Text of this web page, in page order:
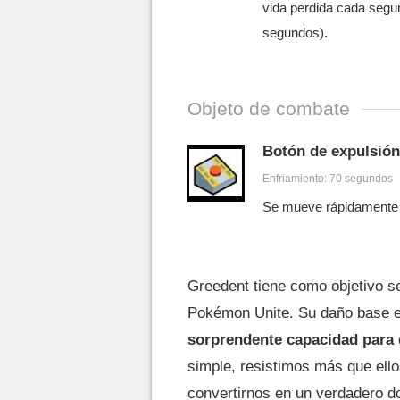
vida perdida cada
segundos).
Objeto de combate
Botón de expulsión
Enfriamiento: 70 segundos
Se mueve
Greedent tiene como objetivo
Pokémon Unite. Su daño base
sorprendente capacidad
simple, resistimos más que
convertirnos en un verdadero